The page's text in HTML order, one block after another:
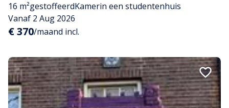
16 m²gestoffeerdKamerin een studentenhuis
Vanaf 2 Aug 2026
€ 370/maand incl.